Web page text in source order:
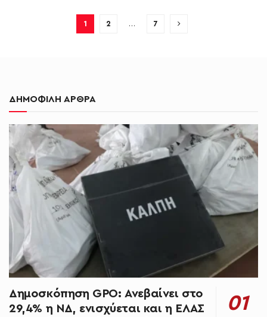
1 2 … 7
ΔΗΜΟΦΙΛΗ ΑΡΘΡΑ
Δημοσκόπηση GPO: Ανεβαίνει στο
29,4% η ΝΔ, ενισχύεται και η ΕΛΑΣ